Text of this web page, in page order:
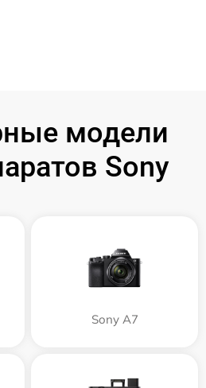
модели
Sony
Sony A7